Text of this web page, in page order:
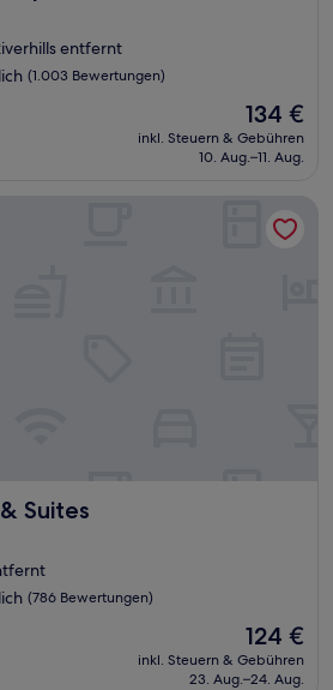
entfernt
(1.003 Bewertungen)
Der
Preis
beträgt
134 €
inkl. Steuern & Gebühren
10. Aug.–11. Aug.
Suites
(786 Bewertungen)
Der
Preis
beträgt
124 €
inkl. Steuern & Gebühren
23. Aug.–24. Aug.